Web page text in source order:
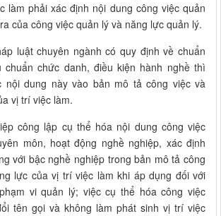
làm phải xác định nội dung công việc quản
của công việc quản lý và năng lực quản lý.
luật chuyên ngành có quy định về chuẩn
chuẩn chức danh, điều kiện hành nghề thì
nội dung này vào bản mô tả công việc và
vị trí việc làm.
công lập cụ thể hóa nội dung công việc
môn, hoạt động nghề nghiệp, xác định
với bậc nghề nghiệp trong bản mô tả công
lực của vị trí việc làm khi áp dụng đối với
vi quản lý; việc cụ thể hóa công việc
tên gọi và không làm phát sinh vị trí việc